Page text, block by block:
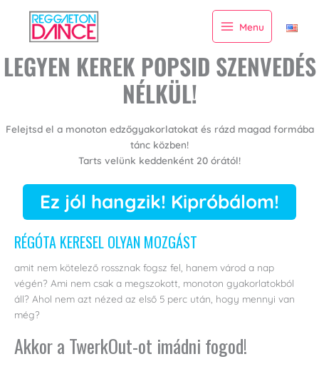
content
Menu
LEGYEN KEREK POPSID SZENVEDÉS
NÉLKÜL!
Felejtsd el a monoton edzőgyakorlatokat és rázd magad formába
tánc közben!
Tarts velünk keddenként 20 órától!
Ez jól hangzik! Kipróbálom!
RÉGÓTA KERESEL OLYAN MOZGÁST
amit nem kötelező rossznak fogsz fel, hanem várod a nap
végén? Ami nem csak a megszokott, monoton gyakorlatokból
áll? Ahol nem azt nézed az első 5 perc után, hogy mennyi van
még?
Akkor a TwerkOut-ot imádni fogod!